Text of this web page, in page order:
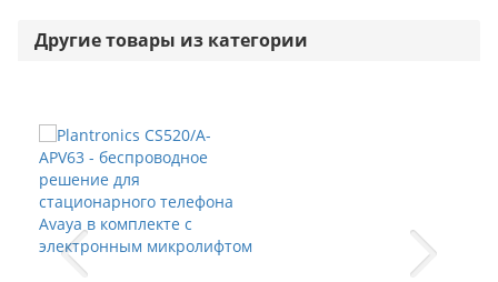
Другие товары из категории